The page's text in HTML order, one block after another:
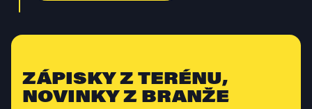
ZÁPISKY Z TERÉNU,
NOVINKY Z BRANŽE